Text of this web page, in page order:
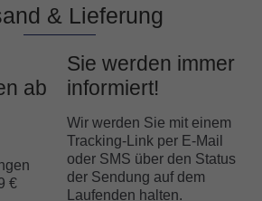
& Lieferung
ab
€
Sie werden immer
informiert!
Wir werden Sie mit einem
Tracking-Link per E-Mail
oder SMS über den Status
der Sendung auf dem
Laufenden halten.